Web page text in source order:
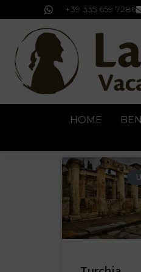
+39 335 659 7286
HOME